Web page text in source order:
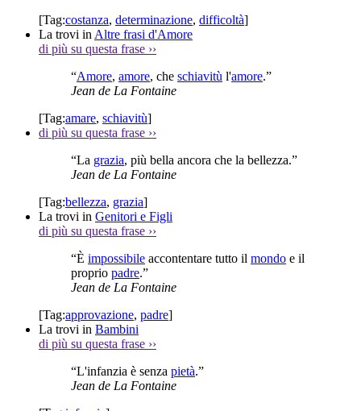
[Tag:costanza, determinazione, difficoltà]
La trovi in Altre frasi d'Amore
di più su questa frase ››
“Amore, amore, che schiavitù l'amore.”
Jean de La Fontaine
[Tag:amare, schiavitù]
di più su questa frase ››
“La grazia, più bella ancora che la bellezza.”
Jean de La Fontaine
[Tag:bellezza, grazia]
La trovi in Genitori e Figli
di più su questa frase ››
“È impossibile accontentare tutto il mondo e il
proprio padre.”
Jean de La Fontaine
[Tag:approvazione, padre]
La trovi in Bambini
di più su questa frase ››
“L'infanzia è senza pietà.”
Jean de La Fontaine